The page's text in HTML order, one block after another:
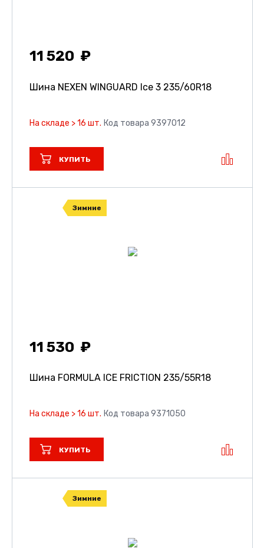
11 520
Шина NEXEN WINGUARD Ice 3 235/60R18
На складе > 16 шт. Код товара 9397012
КУПИТЬ
Зимние
11 530
Шина FORMULA ICE FRICTION 235/55R18
На складе > 16 шт. Код товара 9371050
КУПИТЬ
Зимние